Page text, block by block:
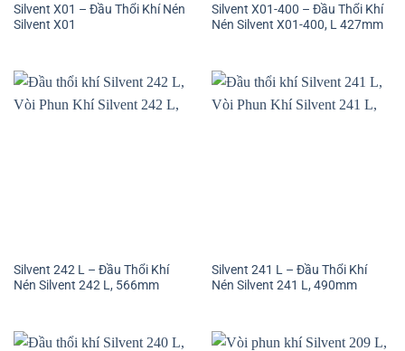
Silvent X01 – Đầu Thổi Khí Nén
Silvent X01
Silvent X01-400 – Đầu Thổi Khí
Nén Silvent X01-400, L 427mm
Silvent 242 L – Đầu Thổi Khí
Nén Silvent 242 L, 566mm
Silvent 241 L – Đầu Thổi Khí
Nén Silvent 241 L, 490mm